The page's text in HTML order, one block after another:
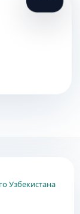
Узбекистана